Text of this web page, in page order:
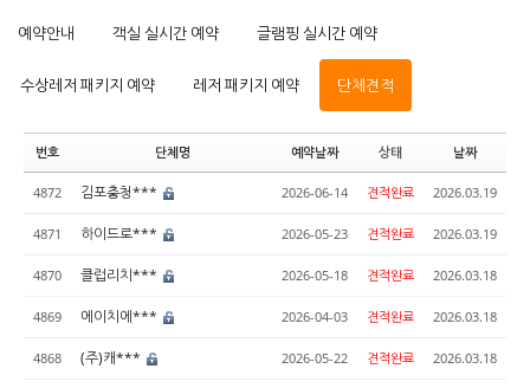
예약안내 객실 실시간 예약 글램핑 실시간 예약
수상레저 패키지 예약 레저 패키지 예약 단체견적
번호 단체명 예약날짜 상태 날짜
4872 김포충청*** 2026-06-14 견적완료 2026.03.19
4871 하이드로*** 2026-05-23 견적완료 2026.03.19
4870 클럽리치*** 2026-05-18 견적완료 2026.03.18
4869 에이치에*** 2026-04-03 견적완료 2026.03.18
4868 (주)캐*** 2026-05-22 견적완료 2026.03.18